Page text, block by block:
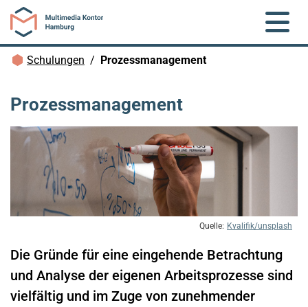
Zum Hauptinhalt springen
Brotkrümelnavigation
Schulungen Prozessmanagement
Prozessmanagement
Kvalifik/unsplash
Die Gründe für eine eingehende Betrachtung
und Analyse der eigenen Arbeitsprozesse sind
vielfältig und im Zuge von zunehmender